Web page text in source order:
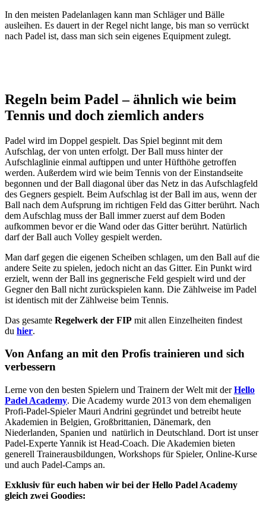
In den meisten Padelanlagen kann man Schläger und Bälle
ausleihen. Es dauert in der Regel nicht lange, bis man so verrückt
nach Padel ist, dass man sich sein eigenes Equipment zulegt.
Regeln beim Padel – ähnlich wie beim
Tennis und doch ziemlich anders
Padel wird im Doppel gespielt. Das Spiel beginnt mit dem
Aufschlag, der von unten erfolgt. Der Ball muss hinter der
Aufschlaglinie einmal auftippen und unter Hüfthöhe getroffen
werden. Außerdem wird wie beim Tennis von der Einstandseite
begonnen und der Ball diagonal über das Netz in das Aufschlagfeld
des Gegners gespielt. Beim Aufschlag ist der Ball im aus, wenn der
Ball nach dem Aufsprung im richtigen Feld das Gitter berührt. Nach
dem Aufschlag muss der Ball immer zuerst auf dem Boden
aufkommen bevor er die Wand oder das Gitter berührt. Natürlich
darf der Ball auch Volley gespielt werden.
Man darf gegen die eigenen Scheiben schlagen, um den Ball auf die
andere Seite zu spielen, jedoch nicht an das Gitter. Ein Punkt wird
erzielt, wenn der Ball ins gegnerische Feld gespielt wird und der
Gegner den Ball nicht zurückspielen kann. Die Zählweise im Padel
ist identisch mit der Zählweise beim Tennis.
Das gesamte Regelwerk der FIP mit allen Einzelheiten findest
du hier.
Von Anfang an mit den Profis trainieren und sich
verbessern
Lerne von den besten Spielern und Trainern der Welt mit derHello
Padel Academy. Die Academy wurde 2013 von dem ehemaligen
Profi-Padel-Spieler Mauri Andrini gegründet und betreibt heute
Akademien in Belgien, Großbrittanien, Dänemark, den
Niederlanden, Spanien und natürlich in Deutschland. Dort ist unser
Padel-Experte Yannik ist Head-Coach. Die Akademien bieten
generell Trainerausbildungen, Workshops für Spieler, Online-Kurse
und auch Padel-Camps an.
Exklusiv für euch haben wir bei der Hello Padel Academy
gleich zwei Goodies: